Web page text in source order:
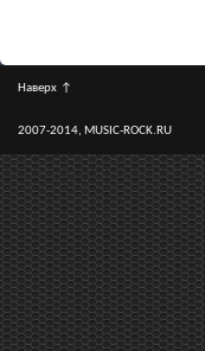
Наверх ↑
2007-2014, MUSIC-ROCK.RU